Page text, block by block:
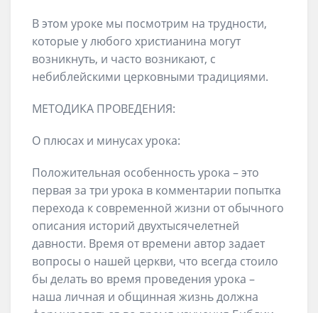
В этом уроке мы посмотрим на трудности,
которые у любого христианина могут
возникнуть, и часто возникают, с
небиблейскими церковными традициями.
МЕТОДИКА ПРОВЕДЕНИЯ:
О плюсах и минусах урока:
Положительная особенность урока – это
первая за три урока в комментарии попытка
перехода к современной жизни от обычного
описания историй двухтысячелетней
давности. Время от времени автор задает
вопросы о нашей церкви, что всегда стоило
бы делать во время проведения урока –
наша личная и общинная жизнь должна